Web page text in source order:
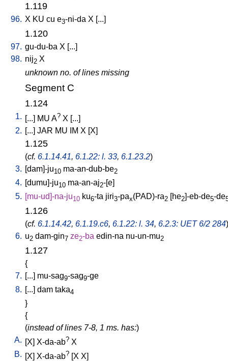
1.119
96. X KU cu e3-ni-da X [...]
1.120
97. gu-du-ba X [...]
98. nij2 X
unknown no. of lines missing
Segment C
1.124
1. [...] MU A? X [...]
2. [...] JAR MU IM X [X]
1.125
(cf. 6.1.14.41, 6.1.22: l. 33, 6.1.23.2)
3. [dam]-ju10 ma-an-dub-be2
4. [dumu]-ju10 ma-an-aj2-[e]
5. [mu-ud]-na-ju10 ku6-ta jiri3-pax(PAD)-ra2 [he2]-eb-de5-de
1.126
(cf. 6.1.14.42, 6.1.19.c6, 6.1.22: l. 34, 6.2.3: UET 6/2 284)
6. u2 dam-gin7 ze2-ba edin-na nu-un-mu2
1.127
{
7. [...] mu-sag9-sag9-ge
8. [...] dam taka4
}
{
(instead of lines 7-8, 1 ms. has:)
A. [X] X-da-ab? X
B. [X] X-da-ab? [X X]